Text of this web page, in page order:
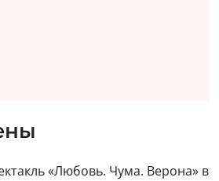
«Любовь. Чума. Верона» в